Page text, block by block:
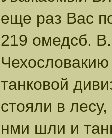
еще раз Вас
219 омедсб.
танковой
стояли в
нми шли и